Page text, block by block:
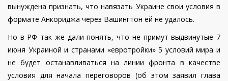
вынуждена признать, что навязать Украине свои условия в
формате Анкориджа через Вашингтон ей не удалось.
Но в РФ так же дали понять, что не примут выдвинутые 7
июня Украиной и странами «евротройки» 5 условий мира и
не будет останавливаться на линии фронта в качестве
условия для начала переговоров (об этом заявил глава